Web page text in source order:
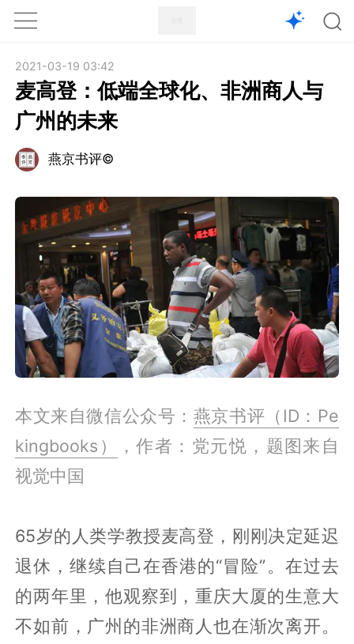
1X
2021-03-19 03:42
麦高登：低端全球化、非洲商人与
广州的未来
燕京书评©
本文来自微信公众号： 燕京书评（ID：Pe
kingbooks）
，作者：党元悦，题图来自
视觉中国
65岁的人类学教授麦高登，刚刚决定延迟
退休，继续自己在香港的“冒险”。在过去
的两年里，他观察到，重庆大厦的生意大
不如前，广州的非洲商人也在渐次离开。